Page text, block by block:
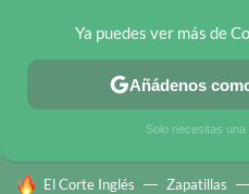
CHOLLOS TELEGRAM
HOY SE HABLA DE
El Corte Inglés Zapatillas
Ya puedes ver más de
Añádenos
Solo necesitas